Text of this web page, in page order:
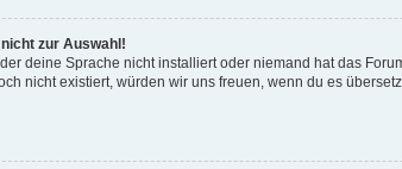
zur Auswahl!
deine Sprache nicht installiert oder niemand hat das
nicht existiert, würden wir uns freuen, wenn du es